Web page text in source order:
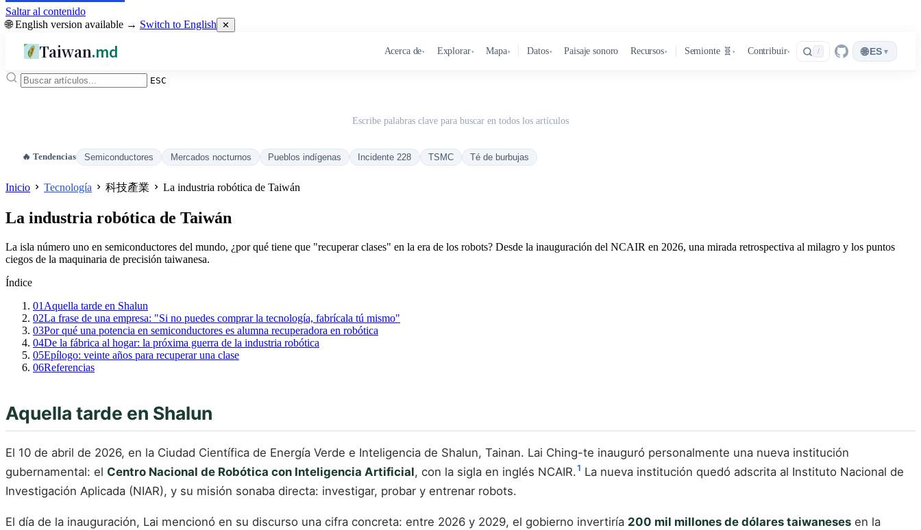
Saltar al contenido
🌐 English version available → Switch to English ✕
Taiwan.md Acerca de▾ Explorar▾ Mapa▾ Datos▾ Paisaje sonoro Recursos▾ Semionte 🧬 ▾ Contribuir▾ / 🌐 ES ▾
ESC
Escribe palabras clave para buscar en todos los artículos
🔥 Tendencias Semiconductores Mercados nocturnos Pueblos indígenas Incidente 228 TSMC Té de burbujas
Inicio Tecnología 科技產業 La industria robótica de Taiwán
La industria robótica de Taiwán
La isla número uno en semiconductores del mundo, ¿por qué tiene que "recuperar clases" en la era de los robots? Desde la inauguración del NCAIR en 2026, una mirada retrospectiva al milagro y los puntos
ciegos de la maquinaria de precisión taiwanesa.
Índice
01 Aquella tarde en Shalun
02La frase de una empresa: "Si no puedes comprar la tecnología, fabrícala tú mismo"
03Por qué una potencia en semiconductores es alumna recuperadora en robótica
04De la fábrica al hogar: la próxima guerra de la industria robótica
05Epílogo: veinte años para recuperar una clase
06Referencias
Aquella tarde en Shalun
El 10 de abril de 2026, en la Ciudad Científica de Energía Verde e Inteligencia de Shalun, Tainan. Lai Ching-te inauguró personalmente una nueva institución
gubernamental: el Centro Nacional de Robótica con Inteligencia Artificial, con la sigla en inglés NCAIR.1 La nueva institución quedó adscrita al Instituto Nacional de
Investigación Aplicada (NIAR), y su misión sonaba directa: investigar, probar y entrenar robots.
El día de la inauguración, Lai mencionó en su discurso una cifra concreta: entre 2026 y 2029, el gobierno invertiría 200 mil millones de dólares taiwaneses en la